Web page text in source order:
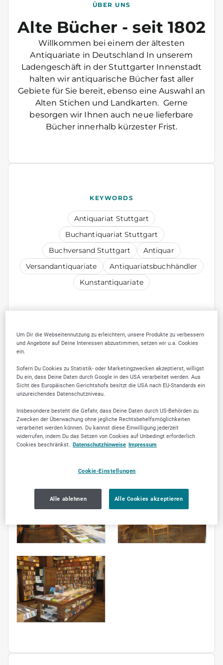
ÜBER UNS
Alte Bücher - seit 1802
Willkommen bei einem der ältesten
Antiquariate in Deutschland In unserem
Ladengeschäft in der Stuttgarter Innenstadt
halten wir antiquarische Bücher fast aller
Gebiete für Sie bereit, ebenso eine Auswahl an
Alten Stichen und Landkarten. Gerne
besorgen wir Ihnen auch neue lieferbare
Bücher innerhalb kürzester Frist.
KEYWORDS
Antiquariat Stuttgart
Buchantiquariat Stuttgart
Buchversand Stuttgart
Antiquar
Versandantiquariate
Antiquariatsbuchhändler
Kunstantiquariate
Um Dir die Webseitennutzung zu erleichtern, unsere Produkte zu verbessern
und Angebote auf Deine Interessen abzustimmen, setzen wir u.a. Cookies
ein.
Sofern Du Cookies zu Statistik- oder Marketingzwecken akzeptierst, willigst
Du ein, dass Deine Daten durch Google in den USA verarbeitet werden. Aus
Sicht des Europäischen Gerichtshofs besitzt die USA nach EU-Standards ein
unzureichendes Datenschutzniveau.
Insbesondere besteht die Gefahr, dass Deine Daten durch US-Behörden zu
Zwecken der Überwachung ohne jegliche Rechtsbehelfsmöglichkeiten
verarbeitet werden können. Du kannst diese Einwilligung jederzeit
widerrufen, indem Du das Setzen von Cookies auf Unbedingt erforderlich
Cookies beschränkst. Datenschutzhinweise Impressum
Cookie-Einstellungen
Alle ablehnen Alle Cookies akzeptieren